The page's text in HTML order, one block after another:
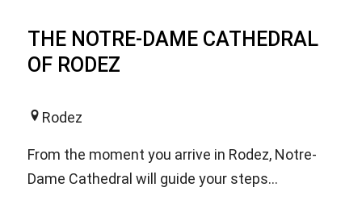
THE NOTRE-DAME CATHEDRAL
OF RODEZ
Rodez
From the moment you arrive in Rodez, Notre-
Dame Cathedral will guide your steps...